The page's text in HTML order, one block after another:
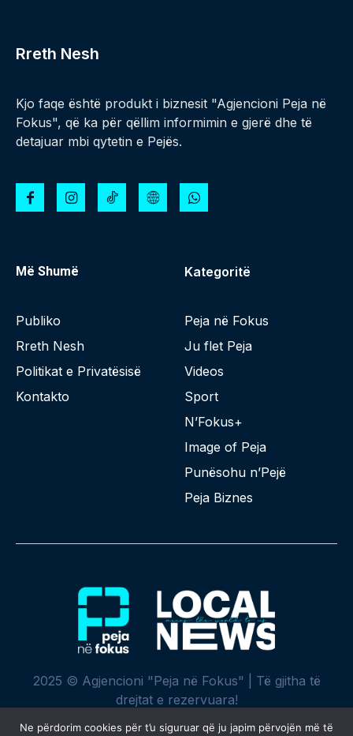
Rreth Nesh
Kjo faqe është produkt i biznesit "Agjencioni Peja në
Fokus", që ka për qëllim informimin e gjerë dhe të
detajuar mbi qytetin e Pejës.
Më Shumë
Publiko
Rreth Nesh
Politikat e Privatësisë
Kontakto
Kategoritë
Peja në Fokus
Ju flet Peja
Videos
Sport
N’Fokus+
Image of Peja
Punësohu n’Pejë
Peja Biznes
2025 © Agjencioni "Peja në Fokus" | Të gjitha të
drejtat e rezervuara!
Ne përdorim cookies për t’u siguruar që ju japim përvojën më të